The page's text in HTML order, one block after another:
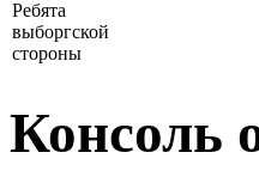
Ребята
выборгской
стороны
Консоль